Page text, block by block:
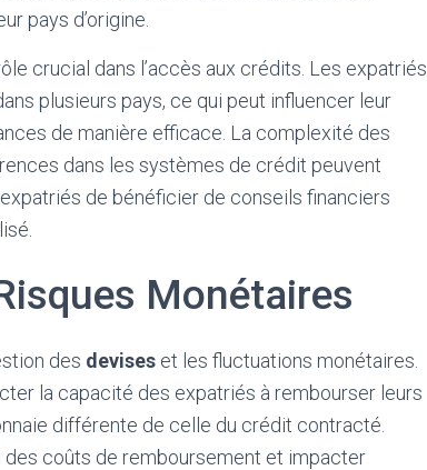
pays d’origine.
crucial dans l’accès aux crédits. Les expatriés
plusieurs pays, ce qui peut influencer leur
de manière efficace. La complexité des
dans les systèmes de crédit peuvent
de bénéficier de conseils financiers
Monétaires
des devises et les fluctuations monétaires.
la capacité des expatriés à rembourser leurs
différente de celle du crédit contracté.
coûts de remboursement et impacter